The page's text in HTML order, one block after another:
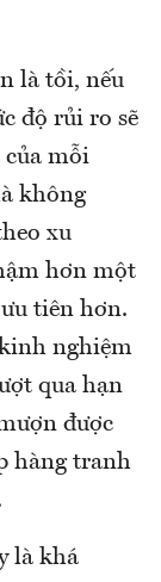
là tồi, nếu
độ rủi ro sẽ
của mỗi
không
xu
hơn một
tiên hơn.
nghiệm
qua hạn
được
hàng tranh
là khá